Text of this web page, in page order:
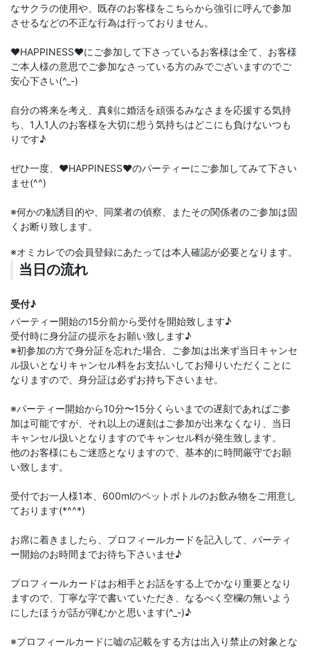
なサクラの使用や、既存のお客様をこちらから強引に呼んで参加
させるなどの不正な行為は行っておりません。
♥️HAPPINESS♥️にご参加して下さっているお客様は全て、お客様
ご本人様の意思でご参加なさっている方のみでございますのでご
安心下さい(^_-)
自分の将来を考え、真剣に婚活を頑張るみなさまを応援する気持
ち、1人1人のお客様を大切に想う気持ちはどこにも負けないつも
りです♪
ぜひ一度、♥️HAPPINESS♥️のパーティーにご参加してみて下さい
ませ(^^)
※何かの勧誘目的や、同業者の偵察、またその関係者のご参加は固
くお断り致します。
※オミカレでの会員登録にあたっては本人確認が必要となります。
当日の流れ
受付♪
パーティー開始の15分前から受付を開始致します♪
受付時に身分証の提示をお願い致します♪
※初参加の方で身分証を忘れた場合、ご参加は出来ず当日キャンセ
ル扱いとなりキャンセル料をお支払いしてお帰りいただくことに
なりますので、身分証は必ずお持ち下さいませ。
※パーティー開始から10分〜15分くらいまでの遅刻であればご参
加は可能ですが、それ以上の遅刻はご参加が出来なくなり、当日
キャンセル扱いとなりますのでキャンセル料が発生致します。
他のお客様にもご迷惑となりますので、基本的に時間厳守でお願
い致します。
受付でお一人様1本、600mlのペットボトルのお飲み物をご用意し
ております(*^^*)
お席に着きましたら、プロフィールカードを記入して、パーティ
ー開始のお時間までお待ち下さいませ♪
プロフィールカードはお相手とお話をする上でかなり重要となり
ますので、丁寧な字で書いていただき、なるべく空欄の無いよう
にしたほうが話が弾むかと思います(^_-)♪
※プロフィールカードに嘘の記載をする方は出入り禁止の対象とな